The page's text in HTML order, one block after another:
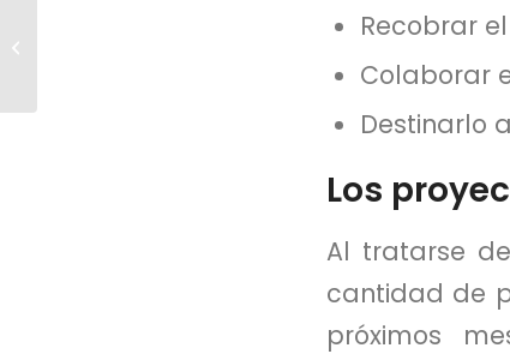
Recobrar
Colaborar
Destinarlo
Los
Al tratarse
cantidad de
próximos